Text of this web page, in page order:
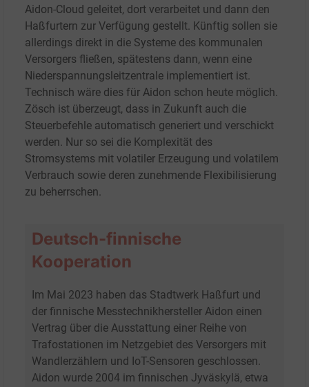
Aidon-Cloud geleitet, dort verarbeitet und dann den
Haßfurtern zur Verfügung gestellt. Künftig sollen sie
allerdings direkt in die Systeme des kommunalen
Versorgers fließen, spätestens dann, wenn eine
Niederspannungsleitzentrale implementiert ist.
Technisch wäre dies für Aidon schon heute möglich.
Zösch ist überzeugt, dass in Zukunft auch die
Steuerbefehle automatisch generiert und verschickt
werden. Nur so sei die Komplexität des
Stromsystems mit volatiler Erzeugung und volatilem
Verbrauch sowie deren zunehmende Flexibilisierung
zu beherrschen.
Deutsch-finnische
Kooperation
Im Mai 2023 haben das Stadtwerk Haßfurt und
der finnische Messtechnikhersteller Aidon einen
Vertrag über die Ausstattung einer Reihe von
Trafostationen im Netzgebiet des Versorgers mit
Wandlerzählern und IoT-Sensoren geschlossen.
Aidon wurde 2004 im finnischen Jyväskylä, etwa